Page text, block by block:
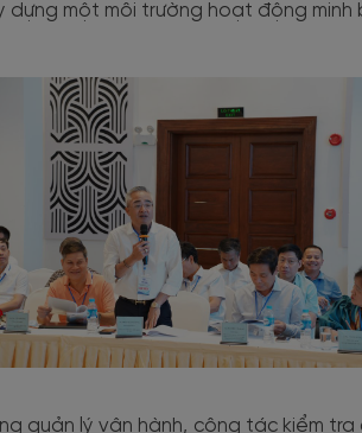
dựng một môi trường hoạt động
quản lý vận hành, công tác kiểm